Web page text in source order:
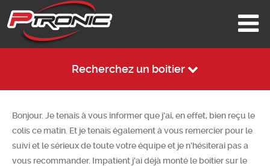
Recherchez un boitier
Bonjour. Je tenais à vous informer que j'ai, en effet, bien reçu le
colis ce matin. Et je tenais également à vous remercier pour le
suivi et le sérieux de toute votre équipe et je n'hésiterai pas a
vous recommander. Impatient j'ai déjà monté le boitier sur le